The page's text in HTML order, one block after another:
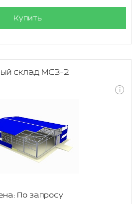
Купить
склад МСЗ-2
По запросу